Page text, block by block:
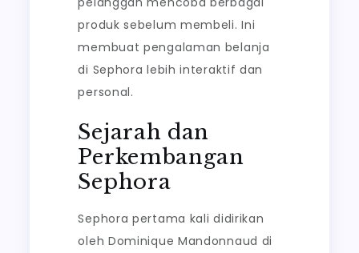
produk sebelum membeli. Ini
membuat pengalaman belanja
di Sephora lebih interaktif dan
personal.
Sejarah dan
Perkembangan
Sephora
Sephora pertama kali didirikan
oleh Dominique Mandonnaud di